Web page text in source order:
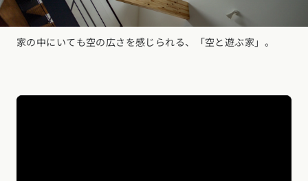
家の中にいても空の広さを感じられる、「空と遊ぶ家」。